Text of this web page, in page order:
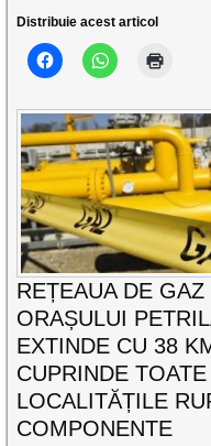
Distribuie acest articol
REȚEAUA DE GAZ
ORAȘULUI
EXTINDE CU 38
CUPRINDE TOATE
LOCALITĂȚILE
COMPONENTE